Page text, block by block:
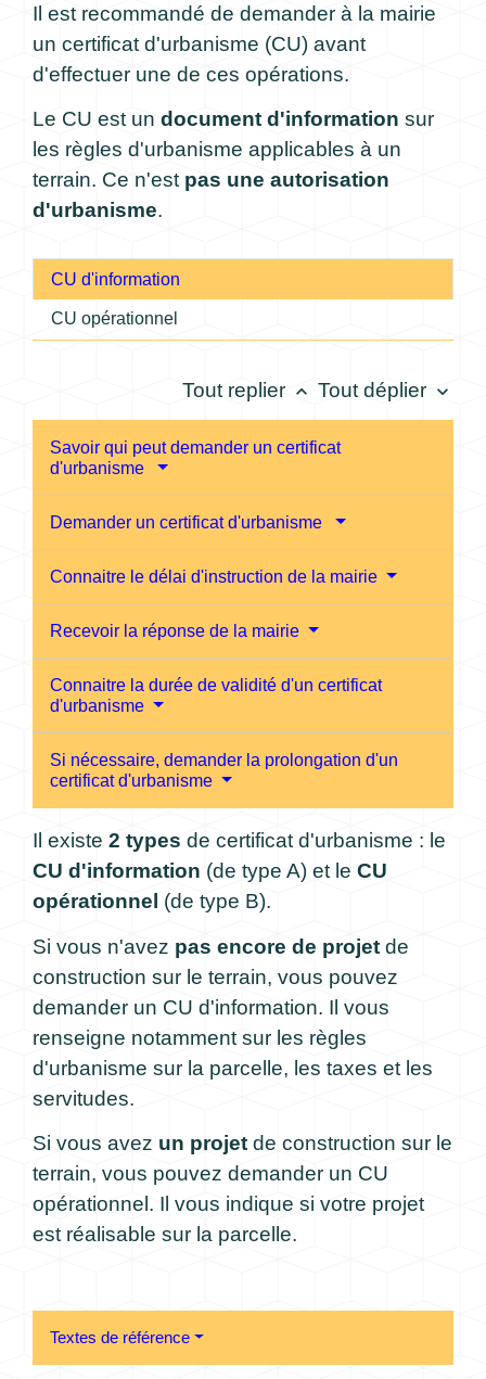
Il est recommandé de demander à la mairie
un certificat d'urbanisme (CU) avant
d'effectuer une de ces opérations.
Le CU est un document d'information sur
les règles d'urbanisme applicables à un
terrain. Ce n'est pas une autorisation
d'urbanisme.
CU d'information
CU opérationnel
Tout replier keyboard_arrow_up Tout déplier keyboard_arrow_down
Savoir qui peut demander un certificat
d'urbanisme
Demander un certificat d'urbanisme
Connaitre le délai d'instruction de la mairie
Recevoir la réponse de la mairie
Connaitre la durée de validité d'un certificat
d'urbanisme
Si nécessaire, demander la prolongation d'un
certificat d'urbanisme
Il existe 2 types de certificat d'urbanisme : le
CU d'information (de type A) et le CU
opérationnel (de type B).
Si vous n'avez pas encore de projet de
construction sur le terrain, vous pouvez
demander un CU d'information. Il vous
renseigne notamment sur les règles
d'urbanisme sur la parcelle, les taxes et les
servitudes.
Si vous avez un projet de construction sur le
terrain, vous pouvez demander un CU
opérationnel. Il vous indique si votre projet
est réalisable sur la parcelle.
Textes de référence